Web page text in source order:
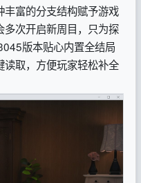
富的分支结构赋予游戏
次开启新周目，只为探
版本贴心内置全结局
取，方便玩家轻松补全